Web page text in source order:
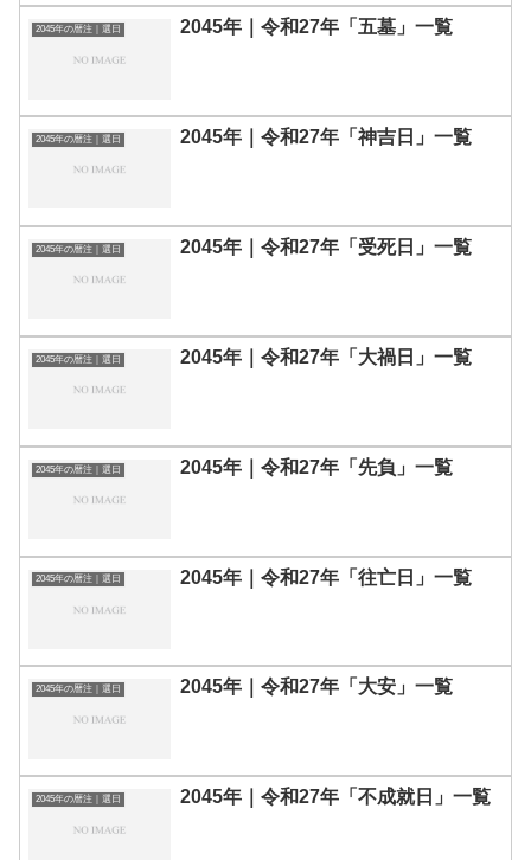
2045年の暦注｜選日 2045年｜令和27年「五墓」一覧
2045年の暦注｜選日 2045年｜令和27年「神吉日」一覧
2045年の暦注｜選日 2045年｜令和27年「受死日」一覧
2045年の暦注｜選日 2045年｜令和27年「大禍日」一覧
2045年の暦注｜選日 2045年｜令和27年「先負」一覧
2045年の暦注｜選日 2045年｜令和27年「往亡日」一覧
2045年の暦注｜選日 2045年｜令和27年「大安」一覧
2045年の暦注｜選日 2045年｜令和27年「不成就日」一覧